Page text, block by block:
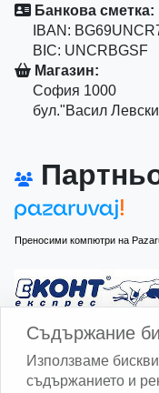
Банкова сметка:
IBAN:
BIC: UNCRBGSF
Магазин:
София 1000
бул."Васил
Преносими компютри на
Изчисли доставката с Еконт
Съдържание
Използваме
съдържанието и